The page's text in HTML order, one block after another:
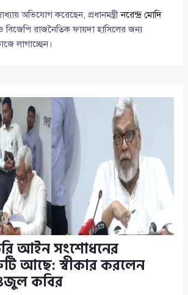
অভিযোগ করেছেন, প্রধানমন্ত্রীনরেন্দ্র মোদি
বিজেপি রাজনৈতিক ফায়দা হাসিলের জন্য
লাগাচ্ছেন।
আইন সংশোধনের
আছে: স্বীকার করলেন
কবির